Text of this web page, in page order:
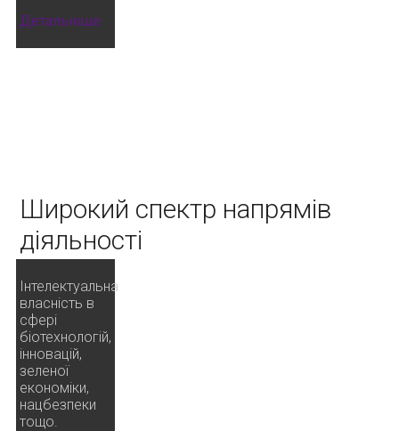
Детальніше
Широкий спектр напрямів
діяльності
Інтелектуальна
власність в
сфері
біотехнологій,
інновацій,
зеленої
економіки,
нацбезпеки
тощо.